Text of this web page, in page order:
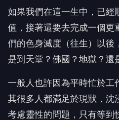
如果我們在這一生中，已經
值，接著還要去完成一個更
們的色身滅度（往生）以後
是到天堂？佛國？地獄？還
一般人也許因為平時忙於工
其很多人都滿足於現狀，沈
考慮靈性的問題，只有等到